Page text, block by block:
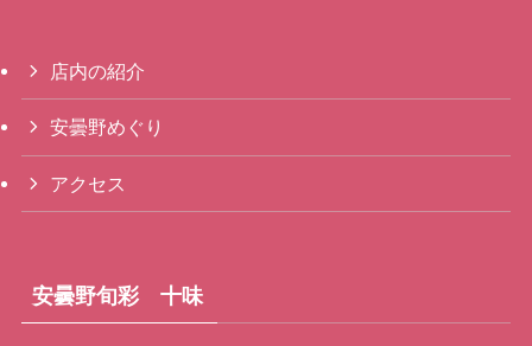
店内の紹介
安曇野めぐり
アクセス
安曇野旬彩 十味